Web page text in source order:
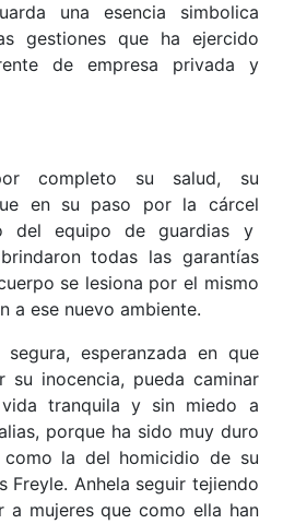
una esencia simbolica
gestiones que ha ejercido
de empresa privada y
completo su salud, su
en su paso por la cárcel
del equipo de guardias y
todas las garantías
se lesiona por el mismo
a ese nuevo ambiente.
esperanzada en que
su inocencia, pueda caminar
tranquila y sin miedo a
porque ha sido muy duro
como la del homicidio de su
Freyle. Anhela seguir tejiendo
a mujeres que como ella han